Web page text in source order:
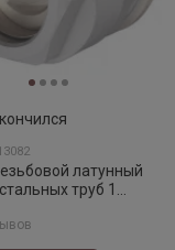
латунный
труб 1